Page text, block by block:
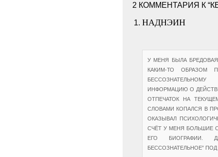
2 КОММЕНТАРИЯ К
НАДНЭИН
У МЕНЯ БЫЛА
КАКИМ-ТО ОБРАЗОМ
ИНФОРМАЦИЮ О
ОТПЕЧАТОК НА
СЛОВАМИ КОПАЛСЯ В
ОКАЗЫВАЛ
СЧЁТ У МЕНЯ БОЛЬШИЕ
ЕГО БИОГРАФИИ.
БЕССОЗНАТЕЛЬНОЕ”